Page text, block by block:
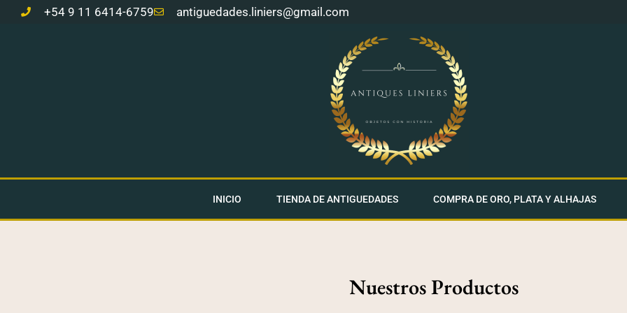
+54 9 11 6414-6759 antiguedades.liniers@gmail.com
INICIO TIENDA DE ANTIGUEDADES COMPRA DE ORO, PLATA Y ALHAJAS
Nuestros Productos